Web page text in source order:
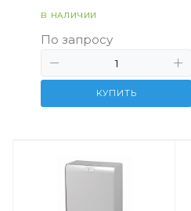
В НАЛИЧИИ
По запросу
КУПИТЬ